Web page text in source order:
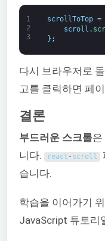
1
2
3
scrollToTop =
scroll .
} ;
다시 브라우저로
고를 클릭하면 페
결론
부드러운 스크롤
니다.
react - scroll
습니다.
학습을 이어가기
JavaScript 튜토리